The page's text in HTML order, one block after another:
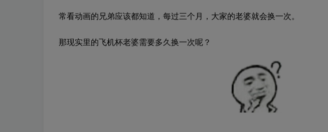
常看动画的兄弟应该都知道，每过三个月，大家的老婆就会换一次。
那现实里的飞机杯老婆需要多久换一次呢？